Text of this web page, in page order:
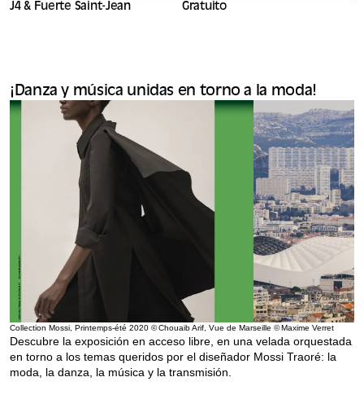
J4 & Fuerte Saint-Jean
Gratuito
¡Danza y música unidas en torno a la moda!
Collection Mossi, Printemps-été 2020 © Chouaib Arif, Vue de Marseille © Maxime Verret
Descubre la exposición en acceso libre, en una velada orquestada
en torno a los temas queridos por el diseñador Mossi Traoré: la
moda, la danza, la música y la transmisión.